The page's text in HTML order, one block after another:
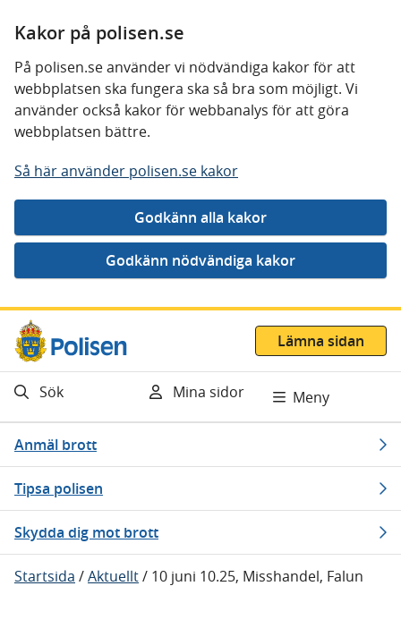
Kakor på polisen.se
På polisen.se använder vi nödvändiga kakor för att
webbplatsen ska fungera ska så bra som möjligt. Vi
använder också kakor för webbanalys för att göra
webbplatsen bättre.
Så här använder polisen.se kakor
Gå direkt till innehåll
Lämna sidan
Sök Mina sidor Meny
Anmäl brott
Tipsa polisen
Skydda dig mot brott
Startsida /Aktuellt/ 10 juni 10.25, Misshandel, Falun